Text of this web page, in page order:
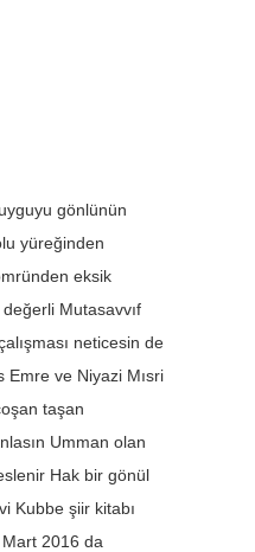
gönlünün
yüreğinden
eksik
Mutasavvıf
neticesin de
Emre ve Niyazi Mısri
taşan
Umman olan
Hak bir gönül
Kubbe şiir kitabı
Mart 2016 da